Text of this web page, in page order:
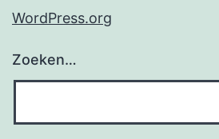
WordPress.org
Zoeken…